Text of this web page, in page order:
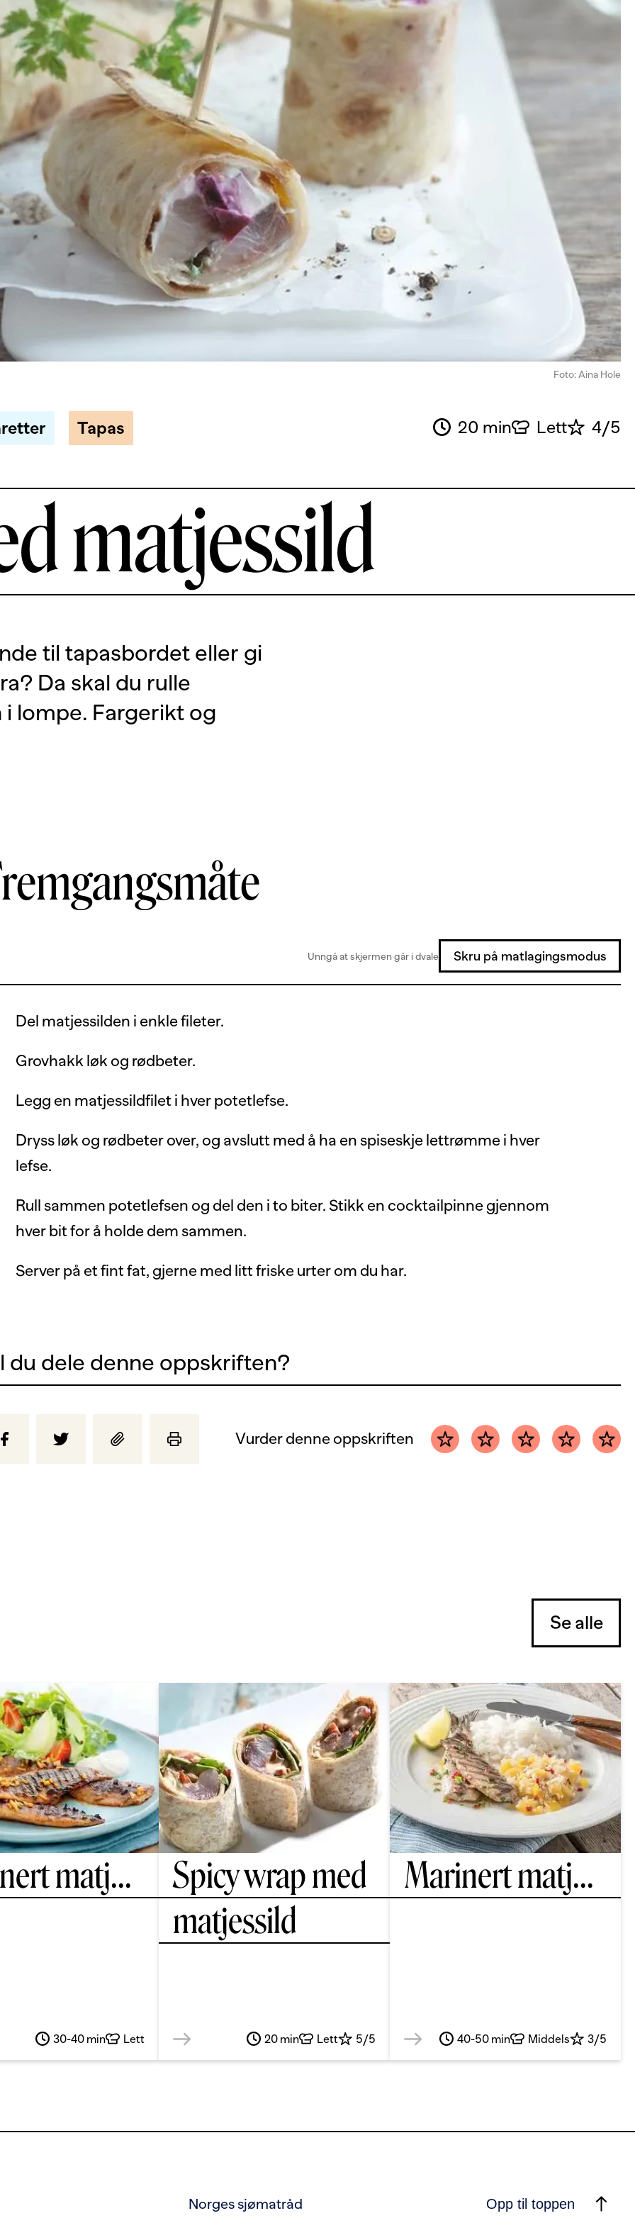
Foto: Aina Hole
Tapas 20 min Lett 4/5
matjessild
til tapasbordet eller gi
Da skal du rulle
lompe. Fargerikt og
Unngå at skjermen går i dvale Skru på matlagingsmodus
Del matjessilden i enkle fileter.
Grovhakk løk og rødbeter.
Legg en matjessildfilet i hver potetlefse.
Dryss løk og rødbeter over, og avslutt med å ha en spiseskje lettrømme i hver
lefse.
Rull sammen potetlefsen og del den i to biter. Stikk en cocktailpinne gjennom
hver bit for å holde dem sammen.
Server på et fint fat, gjerne med litt friske urter om du har.
du dele denne oppskriften?
Vurder denne oppskriften
Se alle
matj...
30-40 min Lett
Spicy wrap med
matjessild
20 min Lett 5/5
Marinert matj...
40-50 min Middels 3/5
Norges sjømatråd Opp til toppen